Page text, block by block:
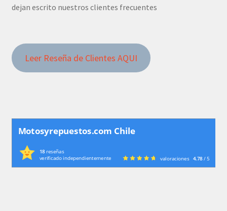
dejan escrito nuestros clientes frecuentes
Leer Reseña de Clientes AQUI
Motosyrepuestos.com Chile
18reseñas
verificado independientemente
valoraciones 4.78/ 5